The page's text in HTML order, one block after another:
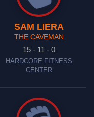
SAM LIERA
THE CAVEMAN
15 - 11 - 0
HARDCORE FITNESS
CENTER